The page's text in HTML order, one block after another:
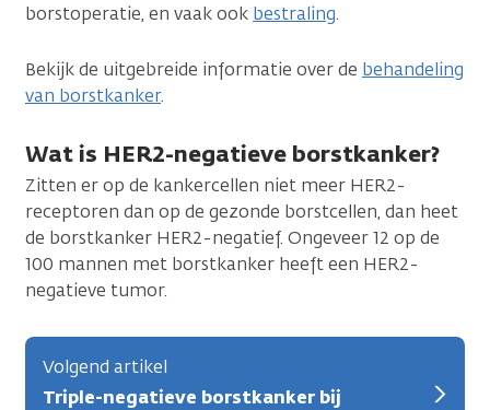
borstoperatie, en vaak ook bestraling.
Bekijk de uitgebreide informatie over de behandeling
van borstkanker.
Wat is HER2-negatieve borstkanker?
Zitten er op de kankercellen niet meer HER2-
receptoren dan op de gezonde borstcellen, dan heet
de borstkanker HER2-negatief. Ongeveer 12 op de
100 mannen met borstkanker heeft een HER2-
negatieve tumor.
Volgend artikel
Triple-negatieve borstkanker bij